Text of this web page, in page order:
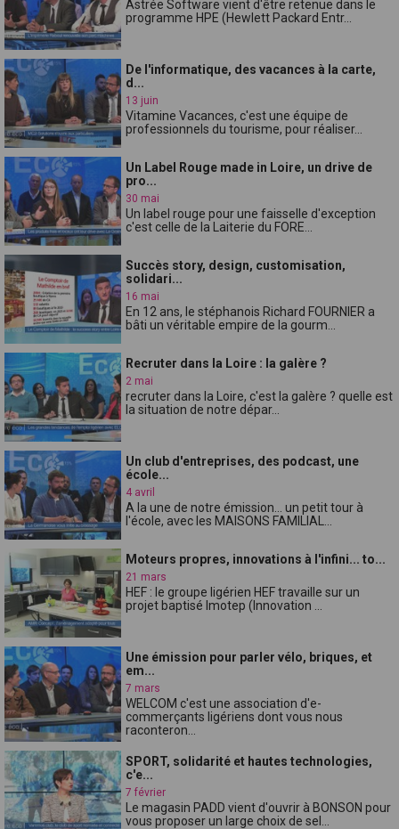
Astrée Software vient d'être retenue dans le
programme HPE (Hewlett Packard Entr...
De l'informatique, des vacances à la carte,
d...
13 juin
Vitamine Vacances, c'est une équipe de
professionnels du tourisme, pour réaliser...
Un Label Rouge made in Loire, un drive de
pro...
30 mai
Un label rouge pour une faisselle d'exception
c'est celle de la Laiterie du FORE...
Succès story, design, customisation,
solidari...
16 mai
En 12 ans, le stéphanois Richard FOURNIER a
bâti un véritable empire de la gourm...
Recruter dans la Loire : la galère ?
2 mai
recruter dans la Loire, c'est la galère ? quelle est
la situation de notre dépar...
Un club d'entreprises, des podcast, une
école...
4 avril
A la une de notre émission... un petit tour à
l'école, avec les MAISONS FAMILIAL...
Moteurs propres, innovations à l'infini... to...
21 mars
HEF : le groupe ligérien HEF travaille sur un
projet baptisé Imotep (Innovation ...
Une émission pour parler vélo, briques, et
em...
7 mars
WELCOM c'est une association d'e-
commerçants ligériens dont vous nous
raconteron...
SPORT, solidarité et hautes technologies,
c'e...
7 février
Le magasin PADD vient d'ouvrir à BONSON pour
vous proposer un large choix de sel...